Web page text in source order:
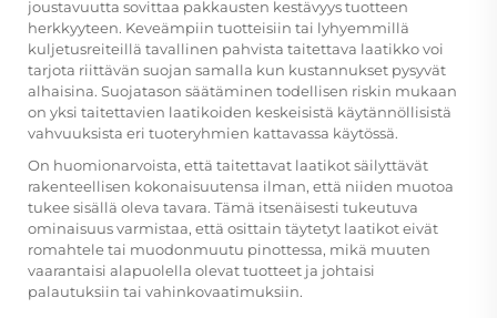
joustavuutta sovittaa pakkausten kestävyys tuotteen
herkkyyteen. Keveämpiin tuotteisiin tai lyhyemmillä
kuljetusreiteillä tavallinen pahvista taitettava laatikko voi
tarjota riittävän suojan samalla kun kustannukset pysyvät
alhaisina. Suojatason säätäminen todellisen riskin mukaan
on yksi taitettavien laatikoiden keskeisistä käytännöllisistä
vahvuuksista eri tuoteryhmien kattavassa käytössä.
On huomionarvoista, että taitettavat laatikot säilyttävät
rakenteellisen kokonaisuutensa ilman, että niiden muotoa
tukee sisällä oleva tavara. Tämä itsenäisesti tukeutuva
ominaisuus varmistaa, että osittain täytetyt laatikot eivät
romahtele tai muodonmuutu pinottessa, mikä muuten
vaarantaisi alapuolella olevat tuotteet ja johtaisi
palautuksiin tai vahinkovaatimuksiin.